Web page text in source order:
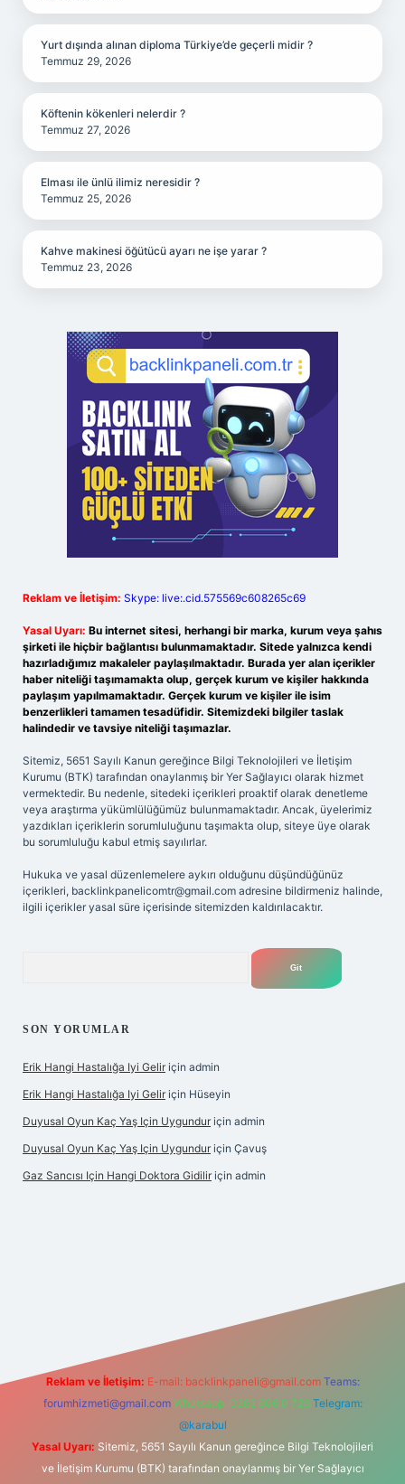
Yurt dışında alınan diploma Türkiye’de geçerli midir ?
Temmuz 29, 2026
Köftenin kökenleri nelerdir ?
Temmuz 27, 2026
Elması ile ünlü ilimiz neresidir ?
Temmuz 25, 2026
Kahve makinesi öğütücü ayarı ne işe yarar ?
Temmuz 23, 2026
Reklam ve İletişim: Skype: live:.cid.575569c608265c69
Yasal Uyarı: Bu internet sitesi, herhangi bir marka, kurum veya şahıs
şirketi ile hiçbir bağlantısı bulunmamaktadır. Sitede yalnızca kendi
hazırladığımız makaleler paylaşılmaktadır. Burada yer alan içerikler
haber niteliği taşımamakta olup, gerçek kurum ve kişiler hakkında
paylaşım yapılmamaktadır. Gerçek kurum ve kişiler ile isim
benzerlikleri tamamen tesadüfidir. Sitemizdeki bilgiler taslak
halindedir ve tavsiye niteliği taşımazlar.
Sitemiz, 5651 Sayılı Kanun gereğince Bilgi Teknolojileri ve İletişim
Kurumu (BTK) tarafından onaylanmış bir Yer Sağlayıcı olarak hizmet
vermektedir. Bu nedenle, sitedeki içerikleri proaktif olarak denetleme
veya araştırma yükümlülüğümüz bulunmamaktadır. Ancak, üyelerimiz
yazdıkları içeriklerin sorumluluğunu taşımakta olup, siteye üye olarak
bu sorumluluğu kabul etmiş sayılırlar.
Hukuka ve yasal düzenlemelere aykırı olduğunu düşündüğünüz
içerikleri, backlinkpanelicomtr@gmail.com adresine bildirmeniz halinde,
ilgili içerikler yasal süre içerisinde sitemizden kaldırılacaktır.
SON YORUMLAR
Erik Hangi Hastalığa Iyi Gelir için admin
Erik Hangi Hastalığa Iyi Gelir için Hüseyin
Duyusal Oyun Kaç Yaş Için Uygundur için admin
Duyusal Oyun Kaç Yaş Için Uygundur için Çavuş
Gaz Sancısı Için Hangi Doktora Gidilir için admin
Reklam ve İletişim: E-mail: backlinkpaneli@gmail.com Teams:
forumhizmeti@gmail.com Whatsapp: 0262 606 0 726 Telegram:
@karabul
Yasal Uyarı: Sitemiz, 5651 Sayılı Kanun gereğince Bilgi Teknolojileri
ve İletişim Kurumu (BTK) tarafından onaylanmış bir Yer Sağlayıcı